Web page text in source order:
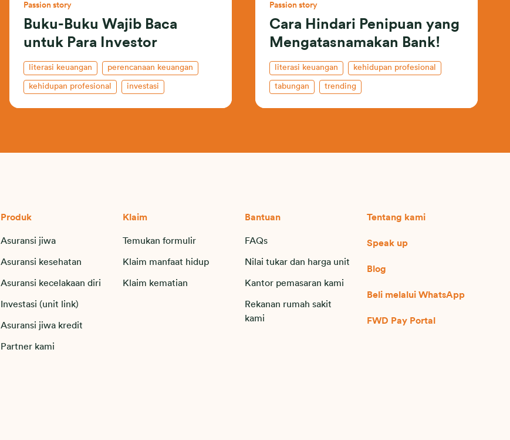
Passion story
Buku-Buku Wajib Baca
untuk Para Investor
literasi keuangan perencanaan keuangan
kehidupan profesional investasi
Passion story
Cara Hindari Penipuan yang
Mengatasnamakan Bank!
literasi keuangan kehidupan profesional
tabungan trending
Produk
Asuransi jiwa
Asuransi kesehatan
Asuransi kecelakaan diri
Investasi (unit link)
Asuransi jiwa kredit
Partner kami
Klaim
Temukan formulir
Klaim manfaat hidup
Klaim kematian
Bantuan
FAQs
Nilai tukar dan harga unit
Kantor pemasaran kami
Rekanan rumah sakit
kami
Tentang kami
Speak up
Blog
Beli melalui WhatsApp
FWD Pay Portal